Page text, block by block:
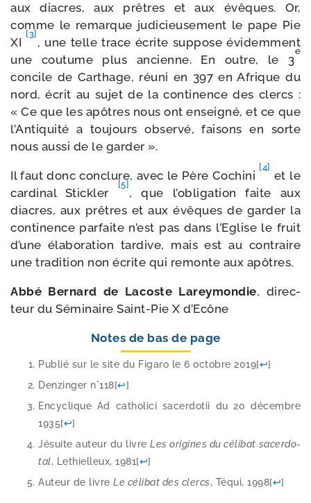
aux diacres, aux prêtres et aux évêques. Or,
comme le remarque judi­cieu­se­ment le pape Pie
XI
[3]
, une telle trace écrite sup­pose évi­dem­ment
une cou­tume plus ancienne. En outre, le 3
e
concile de Carthage, réuni en 397 en Afrique du
nord, écrit au sujet de la conti­nence des clercs :
« Ce que les apôtres nous ont ensei­gné, et ce que
l’Antiquité a tou­jours obser­vé, fai­sons en sorte
nous aus­si de le garder ».
Il faut donc conclure, avec le Père Cochini
[4]
et le
car­di­nal Stickler
[5]
, que l’obligation faite aux
diacres, aux prêtres et aux évêques de gar­der la
conti­nence par­faite n’est pas dans l’Eglise le fruit
d’une éla­bo­ra­tion tar­dive, mais est au contraire
une tra­di­tion non écrite qui remonte aux apôtres.
Abbé Bernard de Lacoste Lareymondie, direc­
teur du Séminaire Saint-​Pie X d’Ecône
Notes de bas de page
Publié sur le site du Figaro le 6 octobre 2019[↩]
Denzinger n°118[↩]
Encyclique Ad catho­li­ci sacer­do­tii du 20 décembre
1935[↩]
Jésuite auteur du livreLes ori­gines du céli­bat sacer­do­
tal, Lethielleux, 1981[↩]
Auteur de livre Le céli­bat des clercs, Téqui, 1998[↩]